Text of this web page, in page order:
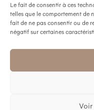
Le fait de consentir à ces
telles que le comportement de
fait de ne pas consentir ou de
négatif sur certaines
Voir